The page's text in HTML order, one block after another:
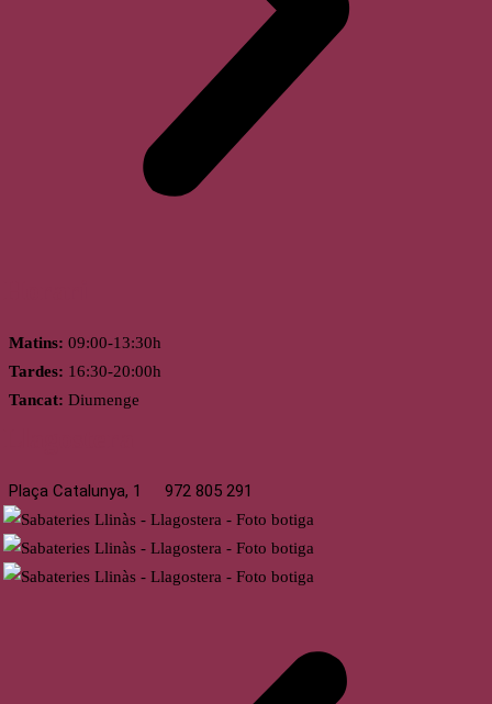
Matins: 09:00-13:30h
Tardes: 16:30-20:00h
Tancat: Diumenge
Plaça Catalunya, 1 972 805 291